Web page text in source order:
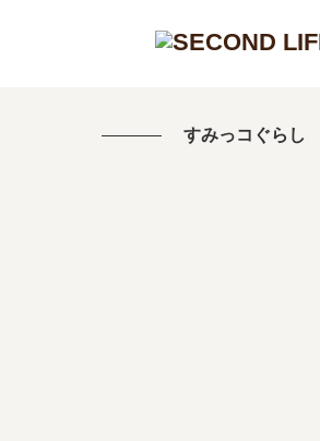
すみっコぐらし